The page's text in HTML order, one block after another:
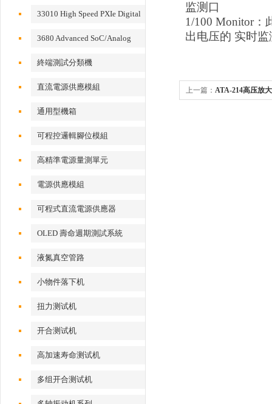
33010 High Speed PXIe Digital
3680 Advanced SoC/Analog
Test System
終端測試分類機
直流電源供應模組
通用型機箱
可程控邏輯腳位模組
高精準電源量測單元
電源供應模組
可程式直流電源供應器
OLED 壽命週期測試系統
液氮真空管路
小物件落下机
扭力测试机
开合测试机
高加速寿命测试机
多组开合测试机
监测口
1/100 Monitor：
出电压的 实时监
上一篇： ATA-214高压放